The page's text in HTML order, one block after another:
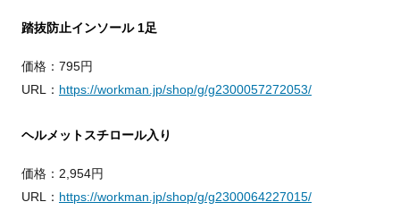
踏抜防止インソール 1足
価格：795円
URL： https://workman.jp/shop/g/g2300057272053/
ヘルメットスチロール入り
価格：2,954円
URL： https://workman.jp/shop/g/g2300064227015/